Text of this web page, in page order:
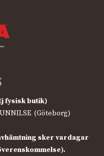
fysisk butik)
(Göteborg)
sker vardagar